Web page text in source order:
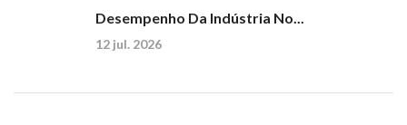
Desempenho Da Indústria No...
12 jul. 2026